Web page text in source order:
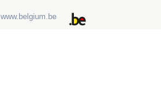
www.belgium.be